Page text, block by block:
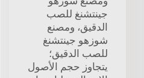
جينتشنغ للصب
الدقيق، ومصنع
شوزهو جينتشنغ
للصب الدقيق؛
يتجاوز حجم الأصول